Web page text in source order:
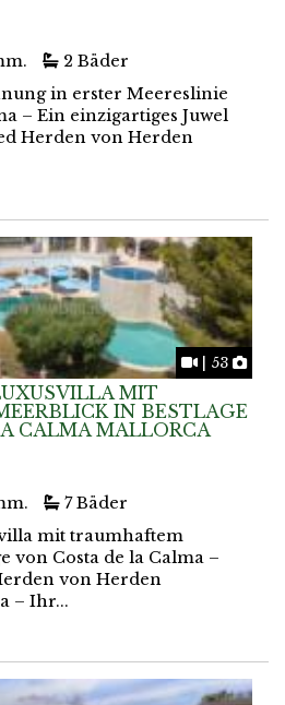
2 Bäder
in erster Meereslinie
– Ein einzigartiges Juwel
Herden von Herden
Mit Video
| 53 Fotos
MIT
IN BESTLAGE
CALMA MALLORCA
7 Bäder
mit traumhaftem
von Costa de la Calma –
von Herden
– Ihr...